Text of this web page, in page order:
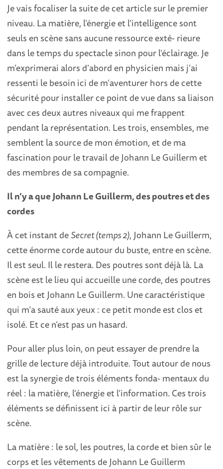
Je vais focaliser la suite de cet article sur le premier
niveau. La matière, l’énergie et l’intelligence sont
seuls en scène sans aucune ressource exté- rieure
dans le temps du spectacle sinon pour l’éclairage. Je
m’exprimerai alors d’abord en physicien mais j’ai
ressenti le besoin ici de m’aventurer hors de cette
sécurité pour installer ce point de vue dans sa liaison
avec ces deux autres niveaux qui me frappent
pendant la représentation. Les trois, ensembles, me
semblent la source de mon émotion, et de ma
fascination pour le travail de Johann Le Guillerm et
des membres de sa compagnie.
Il n’y a que Johann Le Guillerm, des poutres et des
cordes
À cet instant deSecret (temps 2), Johann Le Guillerm,
cette énorme corde autour du buste, entre en scène.
Il est seul. Il le restera. Des poutres sont déjà là. La
scène est le lieu qui accueille une corde, des poutres
en bois et Johann Le Guillerm. Une caractéristique
qui m’a sauté aux yeux : ce petit monde est clos et
isolé. Et ce n’est pas un hasard.
Pour aller plus loin, on peut essayer de prendre la
grille de lecture déjà introduite. Tout autour de nous
est la synergie de trois éléments fonda- mentaux du
réel : la matière, l’énergie et l’information. Ces trois
éléments se définissent ici à partir de leur rôle sur
scène.
La matière : le sol, les poutres, la corde et bien sûr le
corps et les vêtements de Johann Le Guillerm